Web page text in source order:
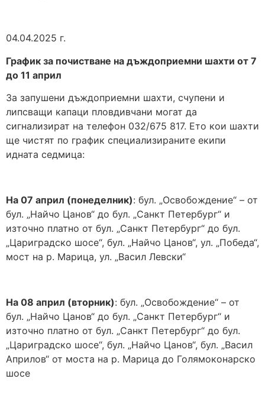
04.04.2025 г.
График за почистване на дъждоприемни шахти от 7
до 11 април
За запушени дъждоприемни шахти, счупени и
липсващи капаци пловдивчани могат да
сигнализират на телефон 032/675 817. Ето кои шахти
ще чистят по график специализираните екипи
идната седмица:
На 07 април (понеделник): бул. „Освобождение“ – от
бул. „Найчо Цанов“ до бул. „Санкт Петербург“ и
източно платно от бул. „Санкт Петербург“ до бул.
„Цариградско шосе“, бул. „Найчо Цанов“, ул. „Победа“,
мост на р. Марица, ул. „Васил Левски“
На 08 април (вторник): бул. „Освобождение“ – от
бул. „Найчо Цанов“ до бул. „Санкт Петербург“ и
източно платно от бул. „Санкт Петербург“ до бул.
„Цариградско шосе“, бул. „Найчо Цанов“, бул. „Васил
Априлов“ от моста на р. Марица до Голямоконарско
шосе